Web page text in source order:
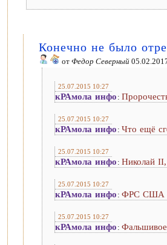
Конечно не было
от Федор Северный
25.07.2015 10:27
кРАмола инфо :
25.07.2015 10:27
кРАмола инфо : Что ещё
25.07.2015 10:27
кРАмола инфо : Николай II,
25.07.2015 10:27
кРАмола инфо : ФРС США
25.07.2015 10:27
кРАмола инфо :